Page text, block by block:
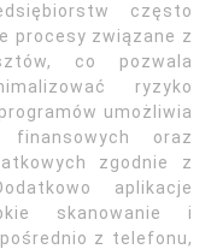
często
procesy związane z
co pozwala
ryzyko
umożliwia
oraz
zgodnie z
aplikacje
skanowanie i
z telefonu,